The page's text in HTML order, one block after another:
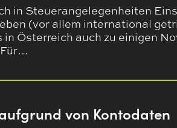
in Steuerangelegenheiten
(vor allem international
Österreich auch zu einigen
von Kontodaten